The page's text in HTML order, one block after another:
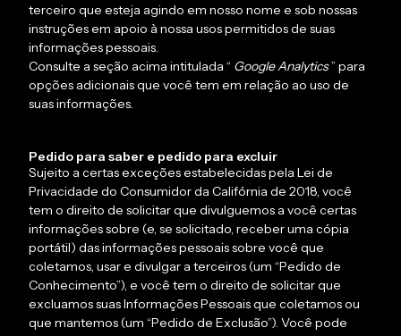
terceiro que esteja agindo em nosso nome e sob nossas
instruções em apoio à nossa usos permitidos de suas
informações pessoais.
Consulte a seção acima intitulada “ Google Analytics” para
opções adicionais que você tem em relação ao uso de
suas informações.
Pedido para saber e pedido para excluir
Sujeito a certas exceções estabelecidas pela Lei de
Privacidade do Consumidor da Califórnia de 2018, você
tem o direito de solicitar que divulguemos a você certas
informações sobre (e, se solicitado, receber uma cópia
portátil) das informações pessoais sobre você que
coletamos, usar e divulgar a terceiros (um “Pedido de
Conhecimento”), e você tem o direito de solicitar que
excluamos suas Informações Pessoais que coletamos ou
que mantemos (um “Pedido de Exclusão”). Você pode